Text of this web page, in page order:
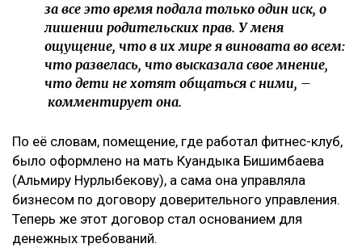
за все это время подала только один иск, о
лишении родительских прав. У меня
ощущение, что в их мире я виновата во всем:
что развелась, что высказала свое мнение,
что дети не хотят общаться с ними, –
комментирует она.
По её словам, помещение, где работал фитнес-клуб,
было оформлено на мать Куандыка Бишимбаева
(Альмиру Нурлыбекову), а сама она управляла
бизнесом по договору доверительного управления.
Теперь же этот договор стал основанием для
денежных требований.